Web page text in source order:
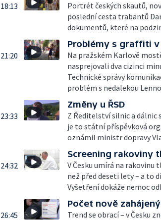
18:13
Portrét českých skautů,
poslední cesta trabantů
dokumentů, které na
21:20
Problémy s graffiti
Na pražském Karlově
nasprejovali dva cizinci
Technické správy
problém s nedalekou
23:33
Změny u ŘSD
Z Ředitelství silnic a dálnic
je to státní příspěvková
oznámil ministr dopravy
24:32
Screening rakoviny
V Česku umírá na
než před deseti lety – a to
Vyšetření dokáže nemoc
26:45
Počet nově
Trend se obrací – v Česku